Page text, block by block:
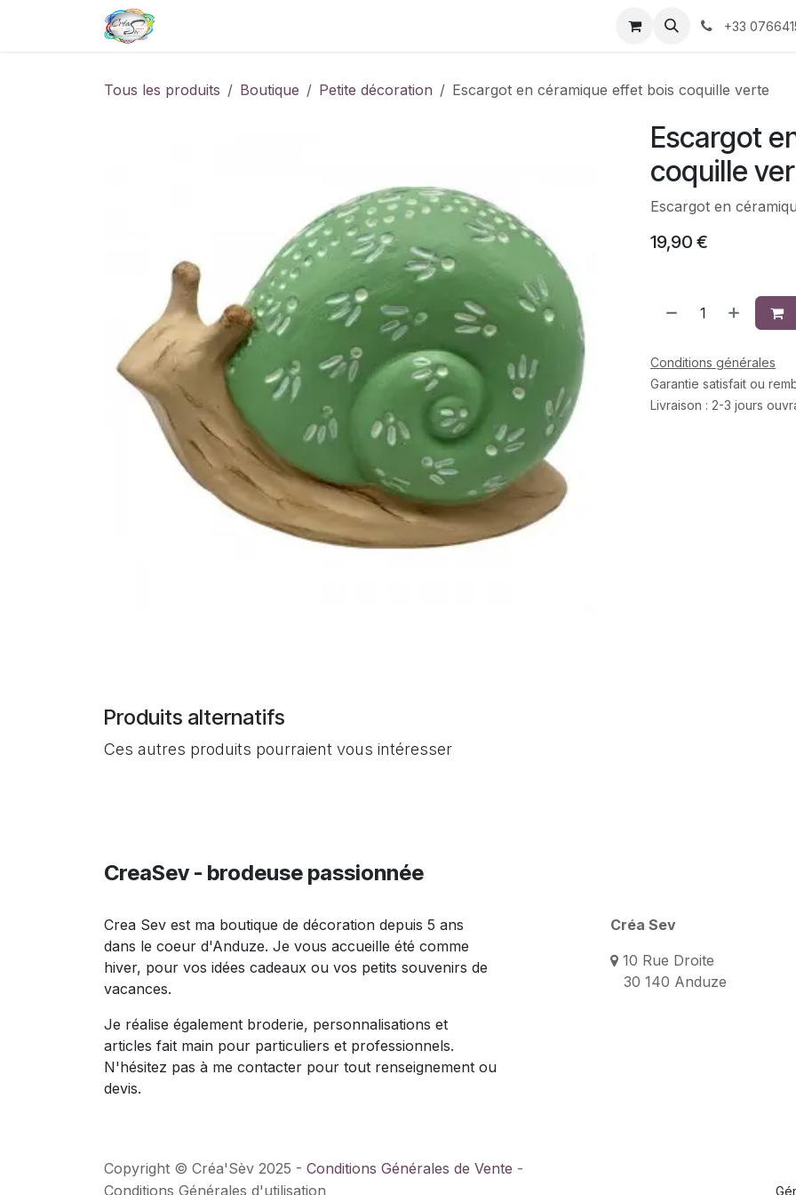
Se rendre au contenu
Nos produits faits-main À propos
+33
Tous les produits Boutique Petite décoration Escargot en céramique effet bois coquille verte
Escargot
coquille
Escargot en
19,90 €
Conditions générales
Garantie satisfait ou
Livraison : 2-3 jours
Produits alternatifs
Ces autres produits pourraient vous intéresser
CreaSev - brodeuse passionnée
Crea Sev est ma boutique de décoration depuis 5 ans
dans le coeur d'Anduze. Je vous accueille été comme
hiver, pour vos idées cadeaux ou vos petits souvenirs de
vacances.
Je réalise également broderie, personnalisations et
articles fait main pour particuliers et professionnels.
N'hésitez pas à me contacter pour tout renseignement ou
devis.
Créa Sev
10 Rue Droite
30 140 Anduze
Copyright © Créa'Sèv 2025 - Conditions Générales de Vente -
Conditions Générales d'utilisation